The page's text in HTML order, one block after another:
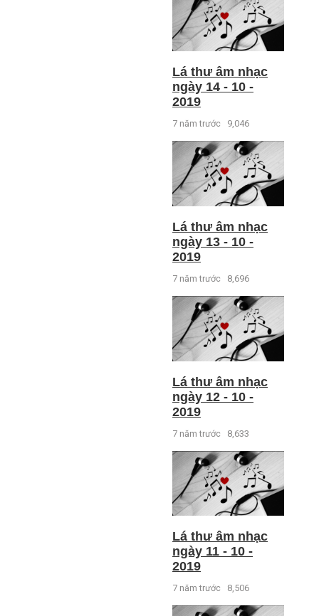
Lá thư âm nhạc
ngày 14 - 10 -
2019
7 năm trước 9,046
Lá thư âm nhạc
ngày 13 - 10 -
2019
7 năm trước 8,696
Lá thư âm nhạc
ngày 12 - 10 -
2019
7 năm trước 8,633
Lá thư âm nhạc
ngày 11 - 10 -
2019
7 năm trước 8,506